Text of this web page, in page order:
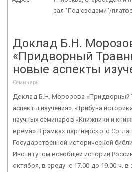
зал "Под сводами"/
Доклад Б.Н.
«Придворный
новые аспекты
Семинары
Доклад Б.Н. Морозова «Придворный
аспекты изучения». «Трибуна
научных семинаров «Книжники и
время» В рамках партнерского
Государственной исторической
Институтом всеобщей истории
октября, в среду с 17.00 до 19.00 ч.